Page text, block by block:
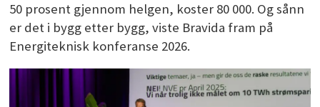
50 prosent gjennom helgen, koster 80 000. Og sånn
er det i bygg etter bygg, viste Bravida fram på
Energiteknisk konferanse 2026.